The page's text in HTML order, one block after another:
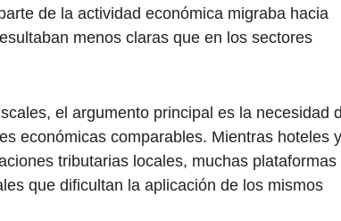
de la actividad económica migraba hacia
menos claras que en los sectores
el argumento principal es la necesidad
económicas comparables. Mientras hoteles y
tributarias locales, muchas plataformas
que dificultan la aplicación de los mismos